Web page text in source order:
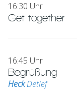
16:30 Uhr
Get together
16:45 Uhr
Begrüßung
HeckDetlef